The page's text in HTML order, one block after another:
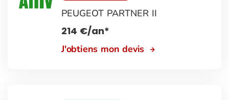
PEUGEOT PARTNER II
214 €/an*
J'obtiens mon devis